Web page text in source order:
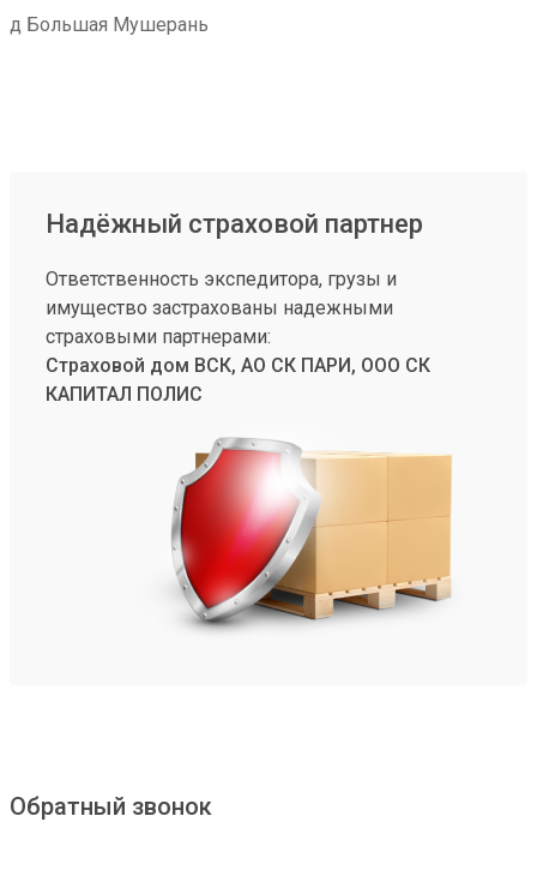
д Большая Мушерань
Надёжный страховой партнер
Ответственность экспедитора, грузы и
имущество застрахованы надежными
страховыми партнерами:
Страховой дом ВСК, АО СК ПАРИ, ООО СК
КАПИТАЛ ПОЛИС
Обратный звонок